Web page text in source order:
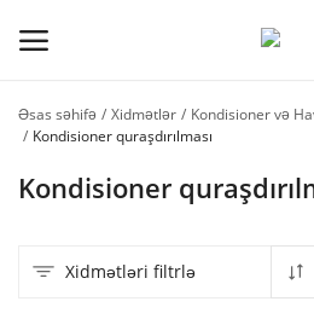
Usta
Kateqoriyalar
Əsas səhifə Xidmətlər
Kondisioner və
Kondisioner quraşdırılması
Kondisioner
Xidmətləri filtrlə